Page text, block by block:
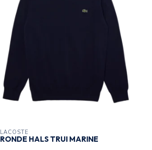
LACOSTE
RONDE HALS TRUI MARINE